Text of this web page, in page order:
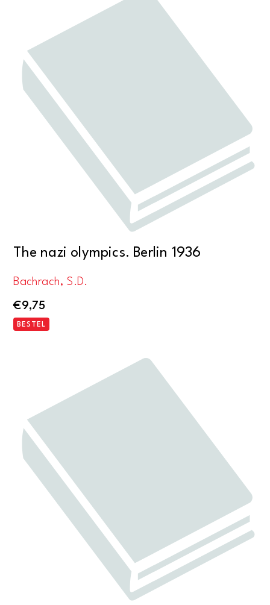
The nazi olympics. Berlin 1936
Bachrach, S.D.
€9,75
BESTEL